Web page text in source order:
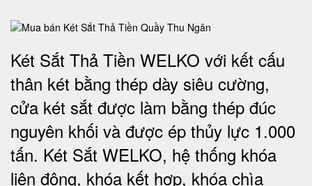
Két Sắt Thả Tiền WELKO với kết cấu
thân két bằng thép dày siêu cường,
cửa két sắt được làm bằng thép đúc
nguyên khối và được ép thủy lực 1.000
tấn. Két Sắt WELKO, hệ thống khóa
liên động, khóa kết hợp, khóa chìa